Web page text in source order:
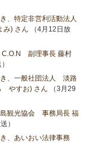
、特定非営利活動法人
み) さん （4月12日放
C.O.N 副理事長 藤村
き、一般社団法人 淡路
やすお) さん （3月29
観光協会 事務局長 福
）
、あいおい法律事務